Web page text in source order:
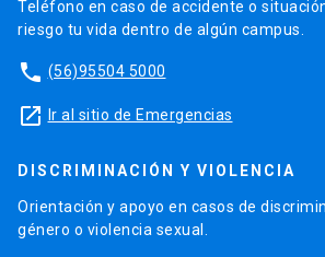
Teléfono en caso de accidente o
riesgo tu vida dentro de algún campus.
phone (56)95504 5000
launch Ir al sitio de Emergencias
DISCRIMINACIÓN Y VIOLENCIA
Orientación y apoyo en casos de
género o violencia sexual.